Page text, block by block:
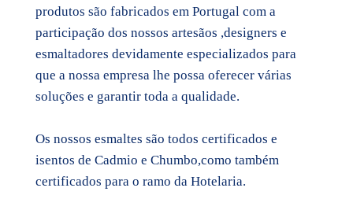
produtos são fabricados em Portugal com a
participação dos nossos artesãos ,designers e
esmaltadores devidamente especializados para
que a nossa empresa lhe possa oferecer várias
soluções e garantir toda a qualidade.
Os nossos esmaltes são todos certificados e
isentos de Cadmio e Chumbo,como também
certificados para o ramo da Hotelaria.